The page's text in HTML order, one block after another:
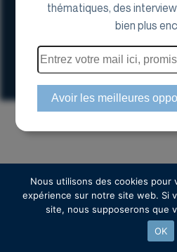
17 Avenue George V,
Espace actionnaire
Copyright © 2024 Euroland
thématiques, des
bien plus
Nous utilisons des cookies pour
expérience sur notre site web. Si
site, nous supposerons que
OK